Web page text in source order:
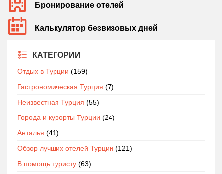
Бронирование отелей
Калькулятор безвизовых дней
КАТЕГОРИИ
Отдых в Турции (159)
Гастрономическая Турция (7)
Неизвестная Турция (55)
Города и курорты Турции (24)
Анталья (41)
Обзор лучших отелей Турции (121)
В помощь туристу (63)